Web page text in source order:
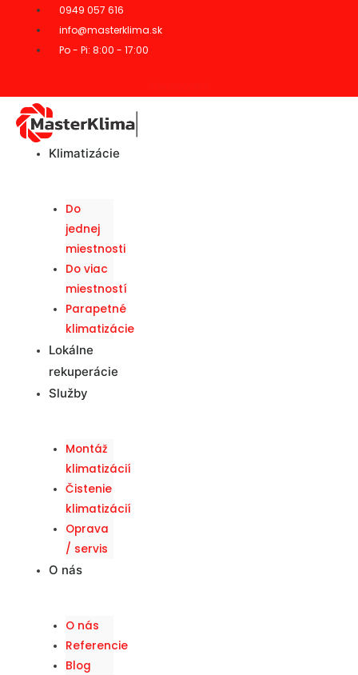
0949 057 616
info@masterklima.sk
Po - Pi: 8:00 - 17:00
Klimatizácie
Do
jednej
miestnosti
Do viac
miestností
Parapetné
klimatizácie
Lokálne
rekuperácie
Služby
Montáž
klimatizácií
Čistenie
klimatizácií
Oprava
/ servis
O nás
O nás
Referencie
Blog